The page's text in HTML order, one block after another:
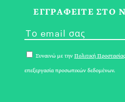
ΕΓΓPΑΦΕΙΤΕ ΣΤΟ
Συναινώ με την Πολιτική
επεξεργασία προσωπικών δεδομένων.